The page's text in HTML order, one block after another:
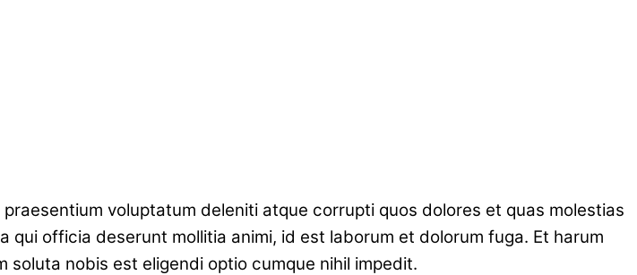
voluptatum deleniti atque corrupti quos dolores et quas molestias
officia deserunt mollitia animi, id est laborum et dolorum fuga. Et harum
nobis est eligendi optio cumque nihil impedit.